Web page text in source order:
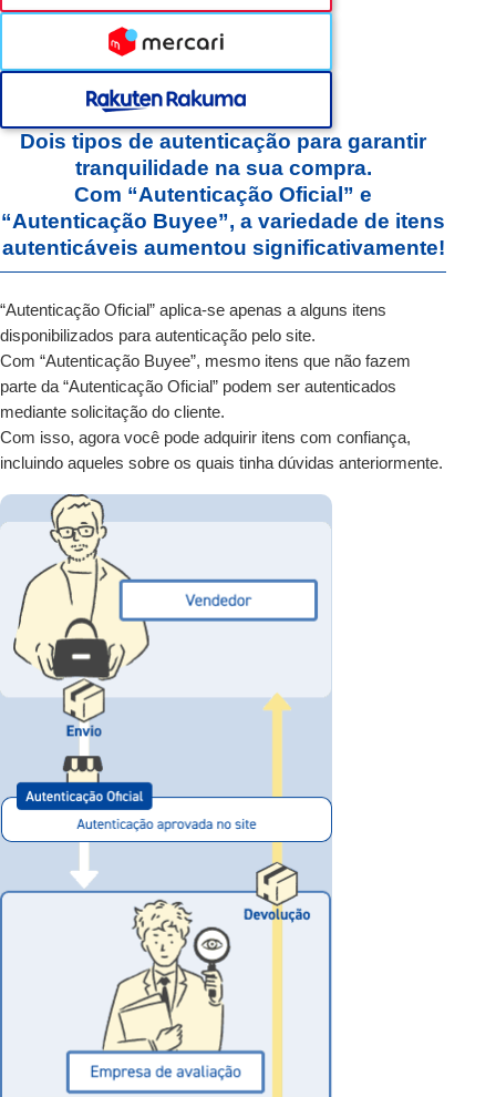
Dois tipos de autenticação para garantir
tranquilidade na sua compra.
Com “Autenticação Oficial” e
“Autenticação Buyee”,a variedade de itens
autenticáveis aumentou significativamente!
“Autenticação Oficial” aplica-se apenas a alguns itens
disponibilizados para autenticação pelo site.
Com “Autenticação Buyee”, mesmo itens que não fazem
parte da “Autenticação Oficial” podem ser autenticados
mediante solicitação do cliente.
Com isso, agora você pode adquirir itens com confiança,
incluindo aqueles sobre os quais tinha dúvidas anteriormente.